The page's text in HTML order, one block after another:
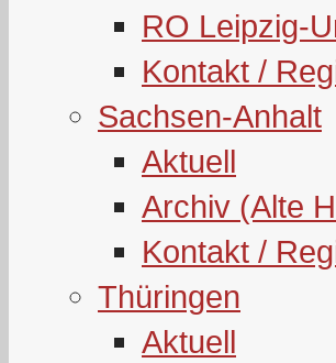
RO Leipzig-
Kontakt /
Sachsen-Anhalt
Aktuell
Archiv (Alte
Kontakt /
Thüringen
Aktuell